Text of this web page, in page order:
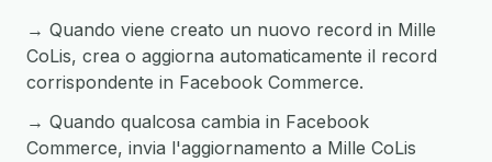
→ Quando viene creato un nuovo record in Mille
CoLis, crea o aggiorna automaticamente il record
corrispondente in Facebook Commerce.
→ Quando qualcosa cambia in Facebook
Commerce, invia l'aggiornamento a Mille CoLis